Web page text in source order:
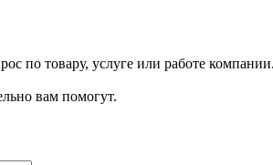
по товару, услуге или работе компании.
вам помогут.